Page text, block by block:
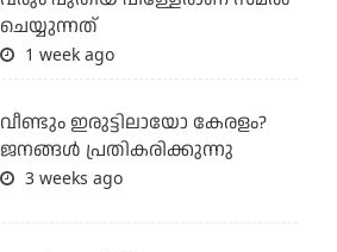
ചെയ്യുന്നത്
1 week ago
വീണ്ടും ഇരുട്ടിലായോ കേരളം?
ജനങ്ങൾ പ്രതികരിക്കുന്നു
3 weeks ago